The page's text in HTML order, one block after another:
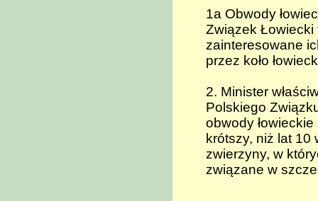
1a Obwody
Związek Łowiecki
zainteresowane
przez koło
2. Minister
Polskiego
obwody
krótszy, niż lat
zwierzyny, w
związane w